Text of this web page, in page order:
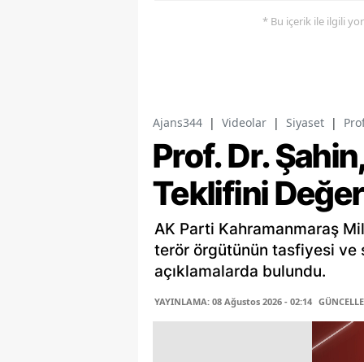
* Bu içerik ile ilgili
Ajans344 | Videolar | Siyaset |
Prof. Dr.
Teklifini
AK Parti Kahramanmaraş
terör örgütünün tasfiyesi ve
açıklamalarda bulundu.
YAYINLAMA: 08 Ağustos 2026 - 02:14